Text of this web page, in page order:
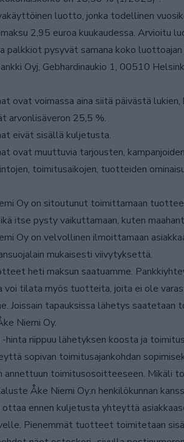
luotto, jonka todellinen
2,95 euroa kuukaudessa. Arvioitu
palkkiot pysyvät samana koko
Oyj, Gebhardinaukio 1, 00510
ovat voimassa aina siitä päivästä
arvonlisäveron 25,5 %.
eivät sisällä kuljetusta.
ovat muuttuvia tarjousten,
toimitusaikojen, tuotteiden
Oy on sitoutunut toimittamaan
itse pysty vaikuttamaan, kuten
Oy on velvollinen ilmoittamaan
mukaisesti viivytyksettä.
heti maksun saatuamme.
voi tilata myös tuotteita, joita ei ole
Joissain tapauksissa lähetys
Niemi Oy.
hinta riippuu lähetyksen koosta ja
sopivan toimitusajankohdan
annettuun toimitusosoitteeseen. Mikäli
Åke Niemi Oy:n henkilökunnan
ennen kuljetusta yhteyttä
Pienemmät tuotteet toimitetaan